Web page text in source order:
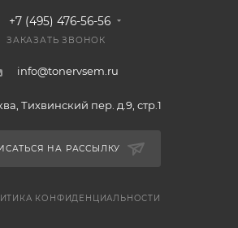
+7 (495) 476-56-56
ЗАКАЗАТЬ ЗВОНОК
info@tonervsem.ru
Тихвинский пер. д.9, стр.1
НА РАССЫЛКУ
КОНФИДЕНЦИАЛЬНОСТИ